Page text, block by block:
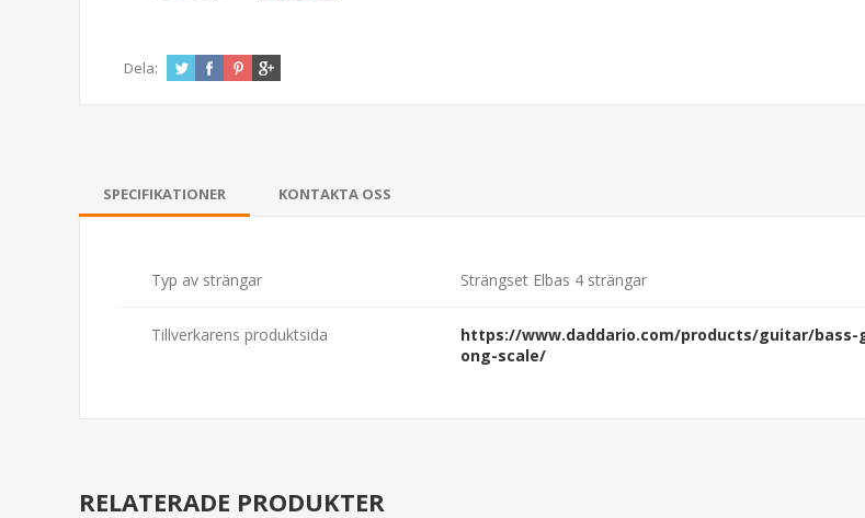
Dela:
SPECIFIKATIONER KONTAKTA OSS
Typ av strängar Strängset Elbas 4 strängar
Tillverkarens produktsida
https://www.daddario.com/products/guitar/
ong-scale/
RELATERADE PRODUKTER